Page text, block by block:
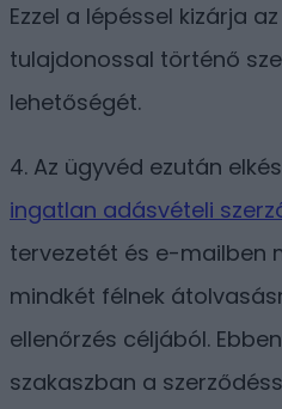
Ezzel a lépéssel kizárja
tulajdonossal történő
lehetőségét.
4. Az ügyvéd ezután
ingatlan adásvételi
tervezetét és e-mailben
mindkét félnek
ellenőrzés céljából.
szakaszban a